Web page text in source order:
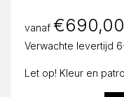
vanaf €690,00
Verwachte levertijd
Let op! Kleur en